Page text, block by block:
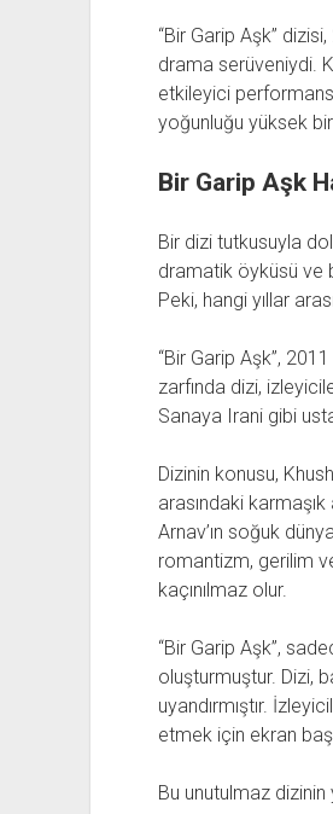
“Bir Garip Aşk”
drama serüveniydi.
etkileyici
yoğunluğu yüksek
Bir Garip Aşk
Bir dizi tutkusuyla
dramatik öyküsü ve
Peki, hangi yıllar
“Bir Garip Aşk”,
zarfında dizi,
Sanaya Irani gibi
Dizinin konusu,
arasındaki
Arnav’ın soğuk
romantizm, gerilim
kaçınılmaz olur.
“Bir Garip Aşk”,
oluşturmuştur. Dizi,
uyandırmıştır.
etmek için ekran
Bu unutulmaz